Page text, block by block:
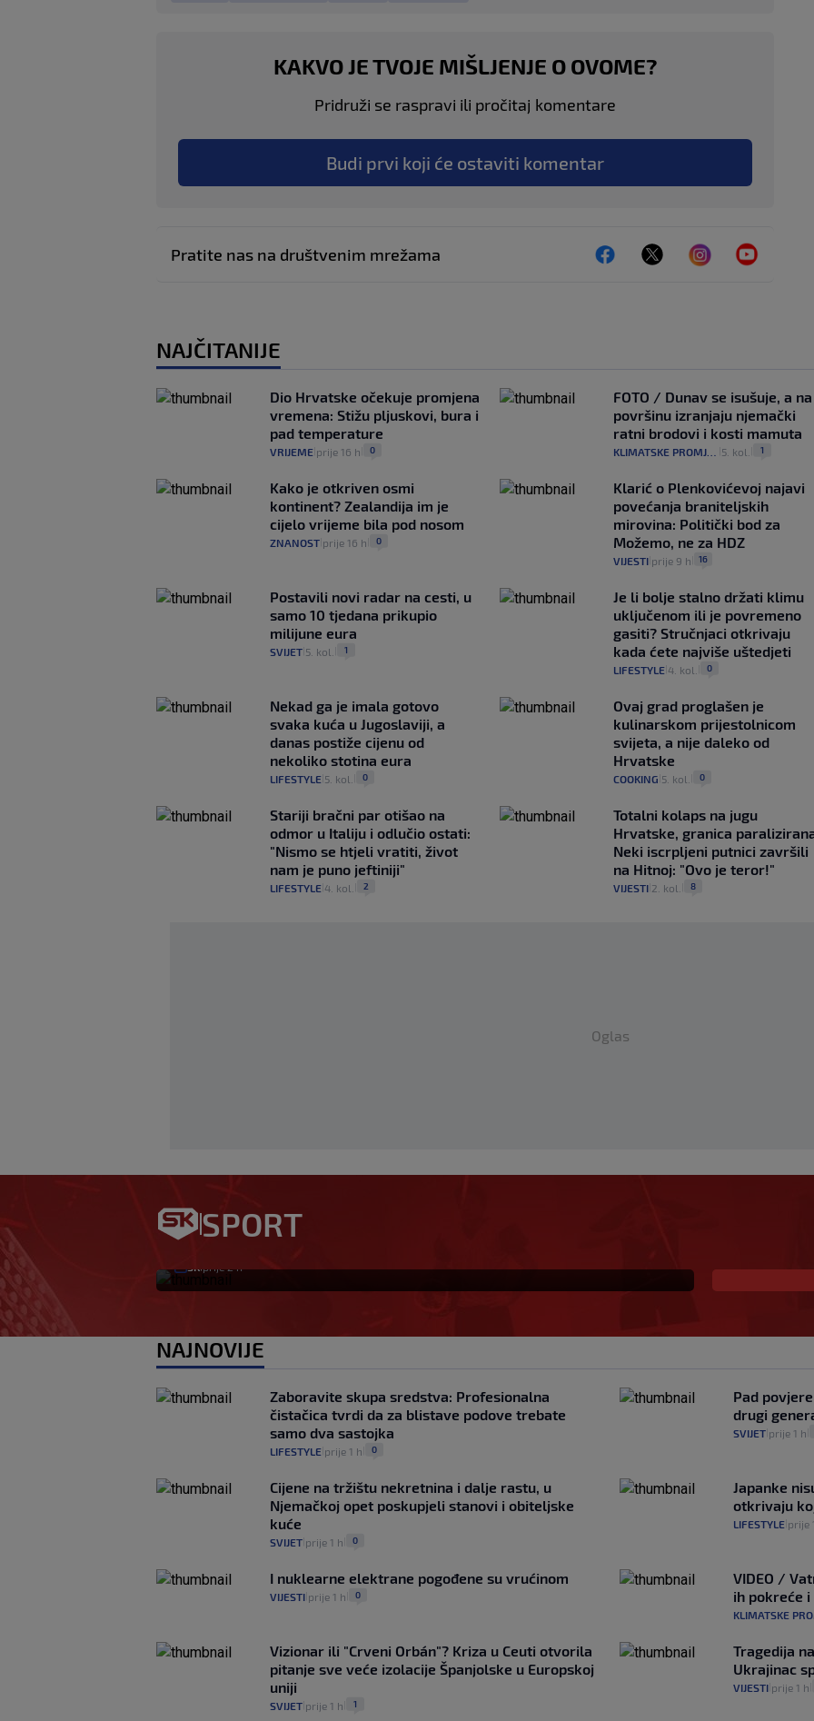
KAKVO JE TVOJE MIŠLJENJE O OVOME?
Pridruži se raspravi ili pročitaj komentare
Budi prvi koji će ostaviti komentar
Pratite nas na društvenim mrežama
NAJČITANIJE
Dio Hrvatske očekuje promjena
vremena: Stižu pljuskovi, bura i
pad temperature
VRIJEME prije 16 h 0
FOTO / Dunav se isušuje, a na
površinu izranjaju njemački
ratni brodovi i kosti mamuta
KLIMATSKE PROMJENE 5. kol. 1
Kako je otkriven osmi
kontinent? Zealandija im je
cijelo vrijeme bila pod nosom
ZNANOST prije 16 h 0
Klarić o Plenkovićevoj najavi
povećanja braniteljskih
mirovina: Politički bod za
Možemo, ne za HDZ
VIJESTI| prije 9 h 16
Postavili novi radar na cesti, u
samo 10 tjedana prikupio
milijune eura
SVIJET 5. kol. 1
Je li bolje stalno držati klimu
uključenom ili je povremeno
gasiti? Stručnjaci otkrivaju
kada ćete najviše uštedjeti
LIFESTYLE| 4. kol. 0
Nekad ga je imala gotovo
svaka kuća u Jugoslaviji, a
danas postiže cijenu od
nekoliko stotina eura
LIFESTYLE 5. kol. 0
Ovaj grad proglašen je
kulinarskom prijestolnicom
svijeta, a nije daleko od
Hrvatske
COOKING 5. kol. 0
Stariji bračni par otišao na
odmor u Italiju i odlučio ostati:
"Nismo se htjeli vratiti, život
nam je puno jeftiniji"
LIFESTYLE 4. kol. 2
Totalni kolaps na jugu
Hrvatske, granica
Neki iscrpljeni putnici završili
na Hitnoj: "Ovo je teror!"
VIJESTI| 2. kol. 8
Oglas
SPORT
Ovo se Hajduku nije dogodilo već šest
godina
SK prije 2 h
NAJNOVIJE
Zaboravite skupa sredstva: Profesionalna
čistačica tvrdi da za blistave podove trebate
samo dva sastojka
LIFESTYLE prije 1 h 0
Pad
drugi
SVIJET prije 1 h
Cijene na tržištu nekretnina i dalje rastu, u
Njemačkoj opet poskupjeli stanovi i obiteljske
kuće
SVIJET prije 1 h 0
Japanke
otkrivaju
LIFESTYLE prije
I nuklearne elektrane pogođene su vrućinom
VIJESTI prije 1 h 0
VIDEO /
ih pokreće i
KLIMATSKE
Vizionar ili "Crveni Orbán"? Kriza u Ceuti otvorila
pitanje sve veće izolacije Španjolske u Europskoj
uniji
SVIJET prije 1 h 1
Tragedija
Ukrajinac
VIJESTI prije 1 h